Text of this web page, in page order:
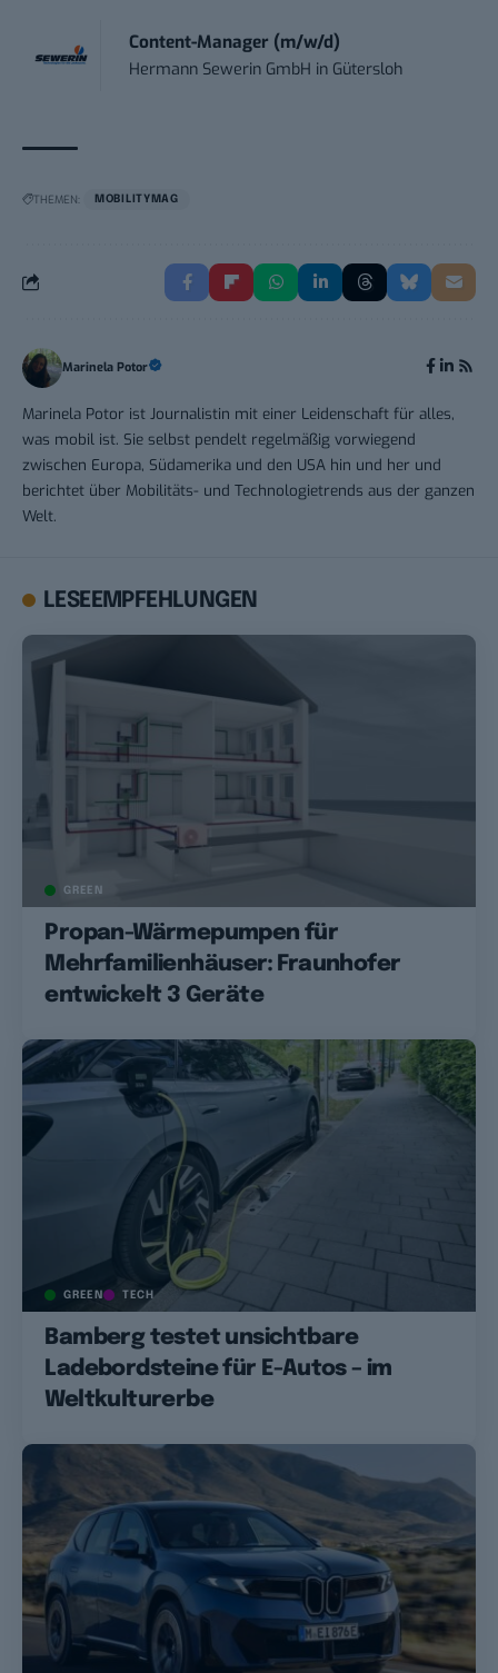
Content-Manager (m/w/d)
Hermann Sewerin GmbH in Gütersloh
THEMEN: MOBILITYMAG
Marinela Potor
Marinela Potor ist Journalistin mit einer Leidenschaft für alles,
was mobil ist. Sie selbst pendelt regelmäßig vorwiegend
zwischen Europa, Südamerika und den USA hin und her und
berichtet über Mobilitäts- und Technologietrends aus der ganzen
Welt.
LESEEMPFEHLUNGEN
GREEN
Propan-Wärmepumpen für
Mehrfamilienhäuser: Fraunhofer
entwickelt 3 Geräte
GREEN TECH
Bamberg testet unsichtbare
Ladebordsteine für E-Autos – im
Weltkulturerbe